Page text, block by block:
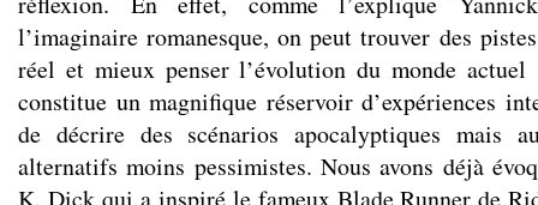
l’imaginaire romanesque, on peut trouver des
réel et mieux penser l’évolution du monde actuel
constitue un magnifique réservoir d’expériences
de décrire des scénarios apocalyptiques mais
alternatifs moins pessimistes. Nous avons déjà
K. Dick qui a inspiré le fameux Blade Runner de